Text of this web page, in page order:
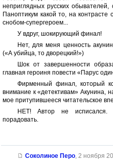
неприглядных русских
Паноптикум какой то, на
снобом-супергероем...
У вдруг, шокирующий финал!
Нет, для меня ценность
(«А убийца, то дворецкий!»)
Шок от завершенности
главная героиня повести «Парус
Фирменный финал, который
внимание к «детективам» Акунина,
мое притупившееся читательское
НЕТ! Автор не исписался.
порадовать.
Соколиное Перо, 2 ноября